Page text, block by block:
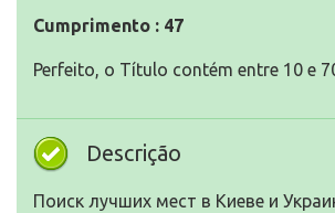
Cumprimento : 47
Perfeito, o Título contém entre 10 e
Descrição
Поиск лучших мест в Киеве и